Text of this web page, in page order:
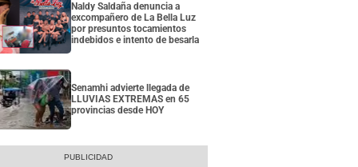
Naldy Saldaña denuncia a
excompañero de La Bella Luz
por presuntos tocamientos
indebidos e intento de besarla
Senamhi advierte llegada de
LLUVIAS EXTREMAS en 65
provincias desde HOY